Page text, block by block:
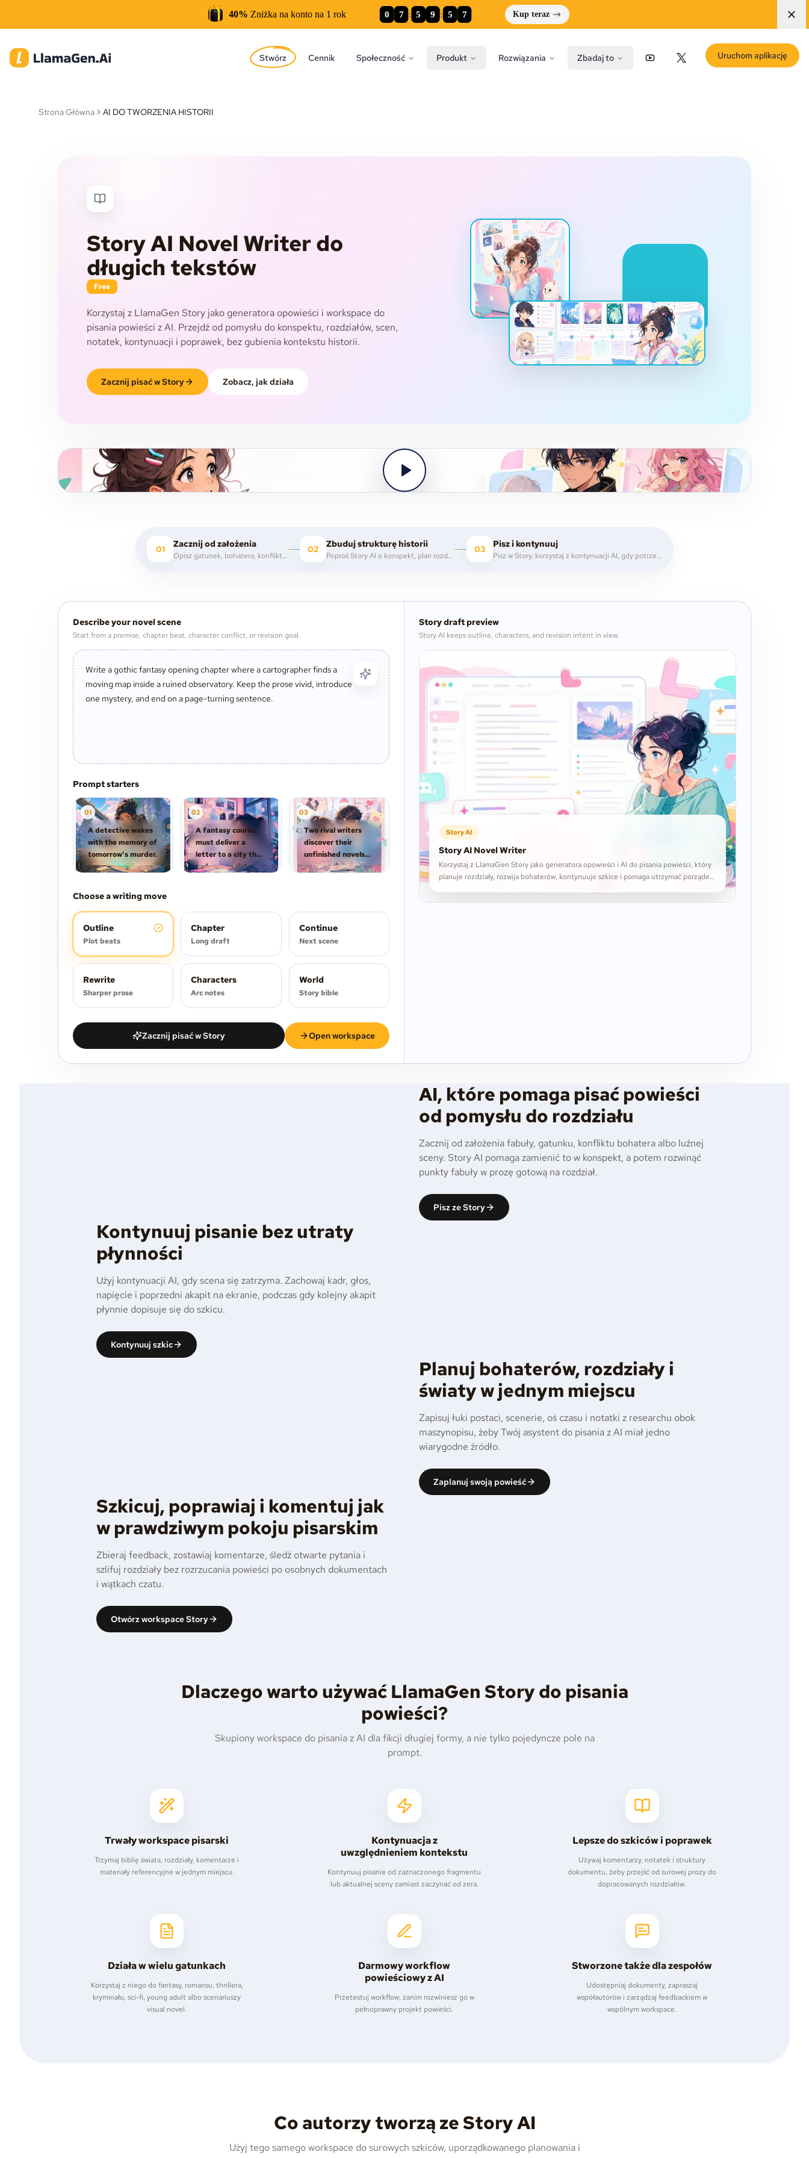
40% Zniżka na konto na 1 rok 0 7 : 5 9 : 5 5 Kup teraz
Stwórz Cennik Społeczność Produkt Rozwiązania Zbadaj to YouTubeX (Twitter)
Uruchom aplikację
Strona Główna AI DO TWORZENIA HISTORII
Story AI Novel Writer do
długich tekstów
Free
Korzystaj z LlamaGen Story jako generatora opowieści i workspace do
pisania powieści z AI. Przejdź od pomysłu do konspektu, rozdziałów, scen,
notatek, kontynuacji i poprawek, bez gubienia kontekstu historii.
Zacznij pisać w Story Zobacz, jak działa
01 Zacznij od założenia
Opisz gatunek, bohatera, konflikt, ton lub obraz otwierający, który chcesz rozwinąć.
02 Zbuduj strukturę historii
Poproś Story AI o konspekt, plan rozdziałów, punkty scen, łuki postaci albo notatki o świecie.
03 Pisz i kontynuuj
Pisz w Story, korzystaj z kontynuacji AI, gdy potrzebujesz rozpędu, a potem poprawiaj tekst z komentarzami i notatkami.
Describe your novel scene
Start from a premise, chapter beat, character conflict, or revision goal.
Prompt starters
01
A detective wakes
with the memory of
tomorrow's murder.
02
A fantasy courier
must deliver a
letter to a city that
no longer exists.
03
Two rival writers
discover their
unfinished novels
are merging
Choose a writing move
Outline
Plot beats
Chapter
Long draft
Continue
Next scene
Rewrite
Sharper prose
Characters
Arc notes
World
Story bible
Zacznij pisać w Story Open workspace
Story draft preview
Story AI keeps outline, characters, and revision intent in view.
Story AI
Story AI Novel Writer
Korzystaj z LlamaGen Story jako generatora opowieści i AI do pisania powieści, który
planuje rozdziały, rozwija bohaterów, kontynuuje szkice i pomaga utrzymać porządek
AI, które pomaga pisać powieści
od pomysłu do rozdziału
Zacznij od założenia fabuły, gatunku, konfliktu bohatera albo luźnej
sceny. Story AI pomaga zamienić to w konspekt, a potem rozwinąć
punkty fabuły w prozę gotową na rozdział.
Pisz ze Story
Kontynuuj pisanie bez utraty
płynności
Użyj kontynuacji AI, gdy scena się zatrzyma. Zachowaj kadr, głos,
napięcie i poprzedni akapit na ekranie, podczas gdy kolejny akapit
płynnie dopisuje się do szkicu.
Kontynuuj szkic
Planuj bohaterów, rozdziały i
światy w jednym miejscu
Zapisuj łuki postaci, scenerie, oś czasu i notatki z researchu obok
maszynopisu, żeby Twój asystent do pisania z AI miał jedno
wiarygodne źródło.
Zaplanuj swoją powieść
Szkicuj, poprawiaj i komentuj jak
w prawdziwym pokoju pisarskim
Zbieraj feedback, zostawiaj komentarze, śledź otwarte pytania i
szlifuj rozdziały bez rozrzucania powieści po osobnych dokumentach
i wątkach czatu.
Otwórz workspace Story
Dlaczego warto używać LlamaGen Story do pisania
powieści?
Skupiony workspace do pisania z AI dla fikcji długiej formy, a nie tylko pojedyncze pole na
prompt.
Trwały workspace pisarski
Trzymaj biblię świata, rozdziały, komentarze i
materiały referencyjne w jednym miejscu.
Kontynuacja z
uwzględnieniem kontekstu
Kontynuuj pisanie od zaznaczonego fragmentu
lub aktualnej sceny zamiast zaczynać od zera.
Lepsze do szkiców i poprawek
Używaj komentarzy, notatek i struktury
dokumentu, żeby przejść od surowej prozy do
dopracowanych rozdziałów.
Działa w wielu gatunkach
Korzystaj z niego do fantasy, romansu, thrillera,
kryminału, sci-fi, young adult albo scenariuszy
visual novel.
Darmowy workflow
powieściowy z AI
Przetestuj workflow, zanim rozwiniesz go w
pełnoprawny projekt powieści.
Stworzone także dla zespołów
Udostępniaj dokumenty, zapraszaj
współautorów i zarządzaj feedbackiem w
wspólnym workspace.
Co autorzy tworzą ze Story AI
Użyj tego samego workspace do surowych szkiców, uporządkowanego planowania i